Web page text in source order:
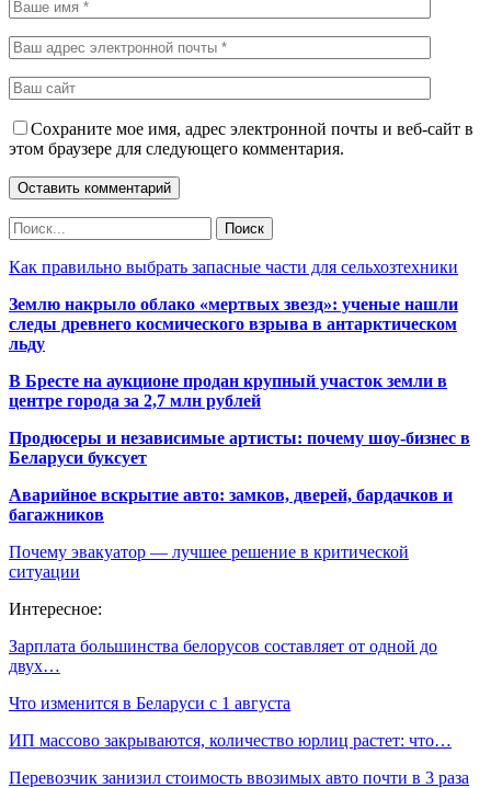
Сохраните мое имя, адрес электронной почты и веб-сайт в
этом браузере для следующего комментария.
Как правильно выбрать запасные части для сельхозтехники
Землю накрыло облако «мертвых звезд»: ученые нашли
следы древнего космического взрыва в антарктическом
льду
В Бресте на аукционе продан крупный участок земли в
центре города за 2,7 млн рублей
Продюсеры и независимые артисты: почему шоу-бизнес в
Беларуси буксует
Аварийное вскрытие авто: замков, дверей, бардачков и
багажников
Почему эвакуатор — лучшее решение в критической
ситуации
Интересное:
Зарплата большинства белорусов составляет от одной до
двух…
Что изменится в Беларуси с 1 августа
ИП массово закрываются, количество юрлиц растет: что…
Перевозчик занизил стоимость ввозимых авто почти в 3 раза